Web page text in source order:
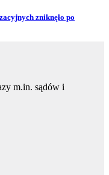
zniknęło po
m.in. sądów i